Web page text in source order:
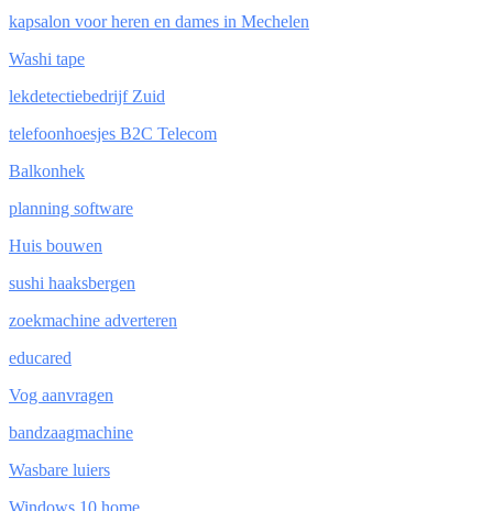
kapsalon voor heren en dames in Mechelen
Washi tape
lekdetectiebedrijf Zuid
telefoonhoesjes B2C Telecom
Balkonhek
planning software
Huis bouwen
sushi haaksbergen
zoekmachine adverteren
educared
Vog aanvragen
bandzaagmachine
Wasbare luiers
Windows 10 home